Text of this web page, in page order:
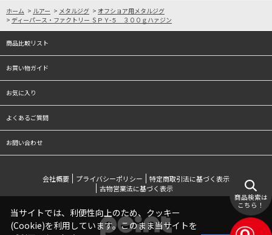
ホーム > ルアー > メタルジグ > オフショア用メタルジグ
> ディーパース・ファクトリー ＳＰＹ-５ ３００ｇハァジン
商品比較リスト
お買い物ガイド
お気に入り
よくあるご質問
お問い合わせ
会社概要 プライバシーポリシー
特定商取引法に基づく表示
古物営業法に基づく表示
商品検索は
こちら！
当サイトでは、利便性向上のため、クッキー
(Cookie)を利用しています。このまま当サイトを